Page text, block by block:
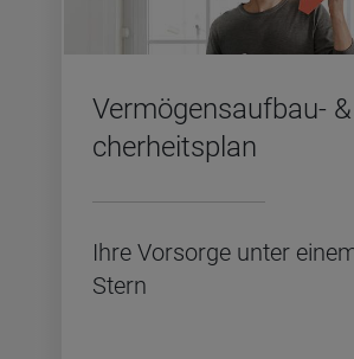
Ver­mö­gens­auf­bau-
cher­heits­plan
Ihre Vor­sor­ge unter
Stern